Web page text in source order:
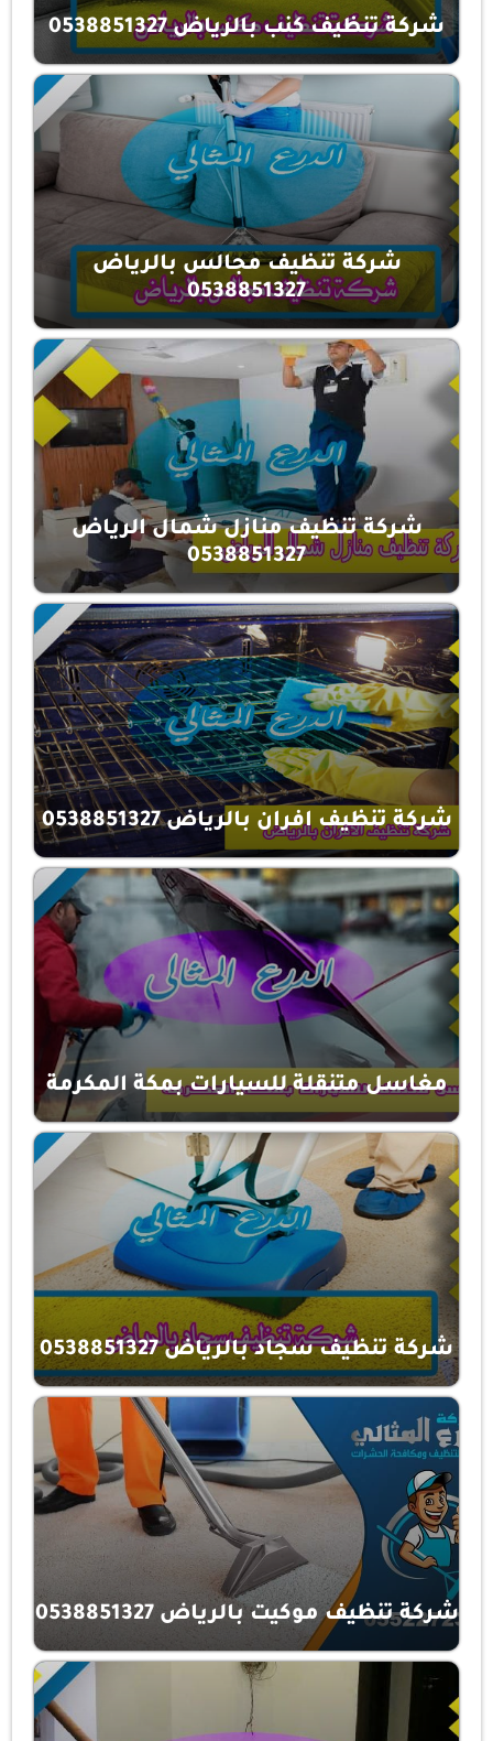
شركة تنظيف كنب بالرياض 0538851327
شركة تنظيف مجالس بالرياض
0538851327
شركة تنظيف منازل شمال الرياض
0538851327
شركة تنظيف افران بالرياض 0538851327
مغاسل متنقلة للسيارات بمكة المكرمة
شركة تنظيف سجاد بالرياض 0538851327
شركة تنظيف موكيت بالرياض 0538851327